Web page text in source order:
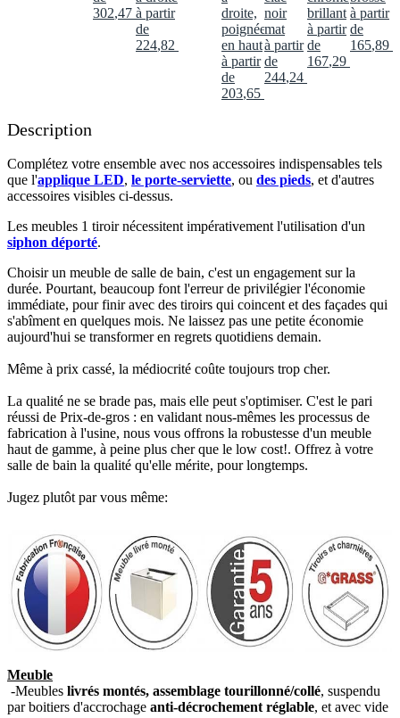
302,47 €
à partir
de
224,82
droite,
poignée
en haut
à partir
de
203,65
noir
mat
à partir
de
244,24
brillant
à partir
de
167,29
à partir
de
165,89
Description
Complétez votre ensemble avec nos accessoires indispensables tels
que l'applique LED, le porte-serviette, ou des pieds, et d'autres
accessoires visibles ci-dessus.​
Les meubles 1 tiroir nécessitent impérativement l'utilisation d'un
siphon déporté.​
Choisir un meuble de salle de bain, c'est un engagement sur la
durée. Pourtant, beaucoup font l'erreur de privilégier l'économie
immédiate, pour finir avec des tiroirs qui coincent et des façades qui
s'abîment en quelques mois. Ne laissez pas une petite économie
aujourd'hui se transformer en regrets quotidiens demain.
Même à prix cassé, la médiocrité coûte toujours trop cher.
La qualité ne se brade pas, mais elle peut s'optimiser. C'est le pari
réussi de Prix-de-gros : en validant nous-mêmes les processus de
fabrication à l'usine, nous vous offrons la robustesse d'un meuble
haut de gamme, à peine plus cher que le low cost!. Offrez à votre
salle de bain la qualité qu'elle mérite, pour longtemps.
Jugez plutôt par vous même:
Meuble
-Meubles livrés montés, assemblage tourillonné/collé, suspendu
par boitiers d'accrochage anti-décrochement réglable, et avec vide